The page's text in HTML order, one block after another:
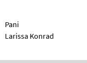
Pani
Larissa Konrad